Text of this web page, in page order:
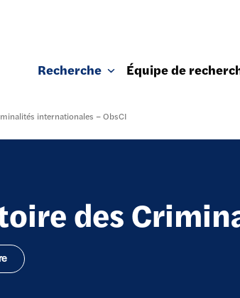
Recherche Équipe de
internationales – ObsCI
des